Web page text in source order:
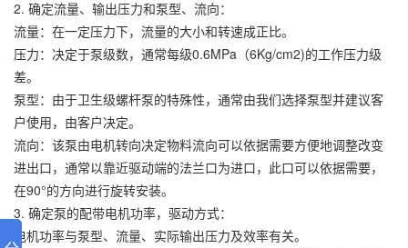
2. 确定流量、输出压力和泵型、流向：
流量：在一定压力下，流量的大小和转速成正比。
压力：决定于泵级数，通常每级0.6MPa（6Kg/cm2)的工作压力级
差。
泵型：由于卫生级螺杆泵的特殊性，通常由我们选择泵型并建议客
户使用，由客户决定。
流向：该泵由电机转向决定物料流向可以依据需要方便地调整改变
进出口，通常以靠近驱动端的法兰口为进口，此口可以依据需要，
在90°的方向进行旋转安装。
3. 确定泵的配带电机功率，驱动方式：
电机功率与泵型、流量、实际输出压力及效率有关。